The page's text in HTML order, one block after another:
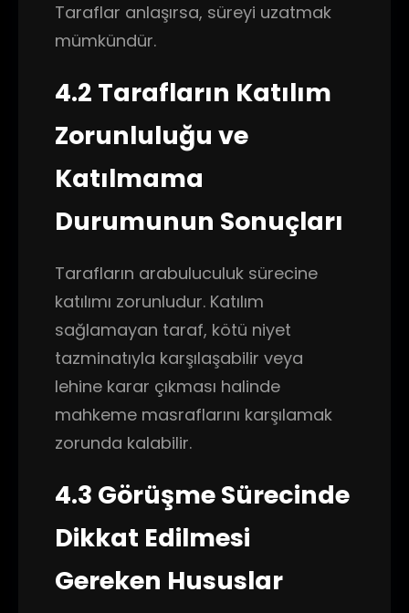
Taraflar anlaşırsa, süreyi uzatmak
mümkündür.
4.2 Tarafların Katılım
Zorunluluğu ve
Katılmama
Durumunun Sonuçları
Tarafların arabuluculuk sürecine
katılımı zorunludur. Katılım
sağlamayan taraf, kötü niyet
tazminatıyla karşılaşabilir veya
lehine karar çıkması halinde
mahkeme masraflarını karşılamak
zorunda kalabilir.
4.3 Görüşme Sürecinde
Dikkat Edilmesi
Gereken Hususlar